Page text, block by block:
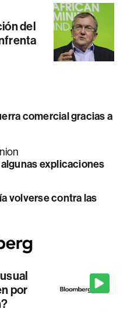
del
comercial gracias a
explicaciones
volverse contra las
por